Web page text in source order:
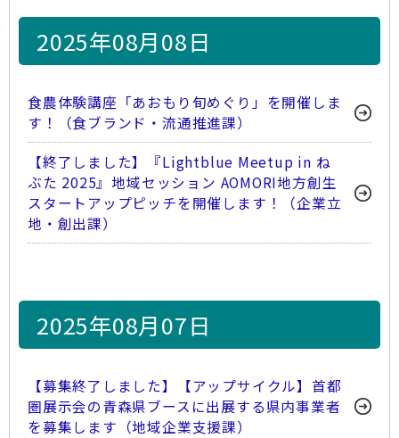
2025年08月08日
食農体験講座「あおもり旬めぐり」を開催しま
す！（食ブランド・流通推進課）
【終了しました】『Lightblue Meetup in ね
ぶた 2025』地域セッション AOMORI地方創生
スタートアップピッチを開催します！（企業立
地・創出課）
2025年08月07日
【募集終了しました】【アップサイクル】首都
圏展示会の青森県ブースに出展する県内事業者
を募集します（地域企業支援課）